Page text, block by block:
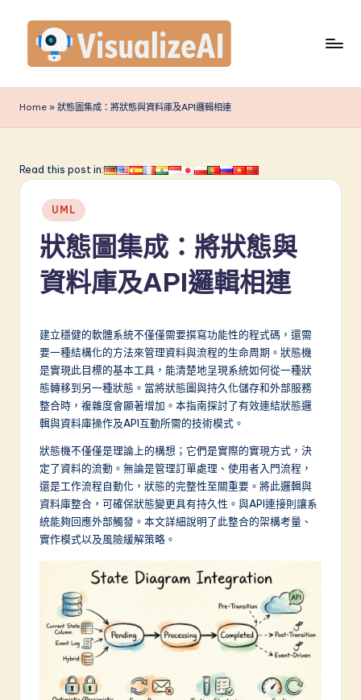
content
is
u
li
A
d
it
o
Home » 狀態圖集成：將狀態與資料庫及API邏輯相連
Read this post in:
Posted
in
UML
狀態圖集成：將狀態與
資料庫及API邏輯相連
建立穩健的軟體系統不僅僅需要撰寫功能性的程式碼，還需
要一種結構化的方法來管理資料與流程的生命周期。狀態機
是實現此目標的基本工具，能清楚地呈現系統如何從一種狀
態轉移到另一種狀態。當將狀態圖與持久化儲存和外部服務
整合時，複雜度會顯著增加。本指南探討了有效連結狀態邏
輯與資料庫操作及API互動所需的技術模式。
狀態機不僅僅是理論上的構想；它們是實際的實現方式，決
定了資料的流動。無論是管理訂單處理、使用者入門流程，
還是工作流程自動化，狀態的完整性至關重要。將此邏輯與
資料庫整合，可確保狀態變更具有持久性。與API連接則讓系
統能夠回應外部觸發。本文詳細說明了此整合的架構考量、
實作模式以及風險緩解策略。